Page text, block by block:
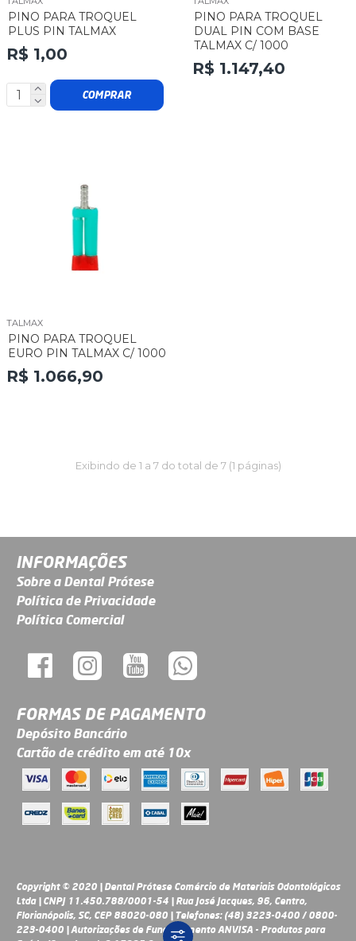
PINO PARA TROQUEL
PLUS PIN TALMAX
R$ 1,00
COMPRAR
PINO PARA TROQUEL
DUAL PIN COM BASE
TALMAX C/ 1000
R$ 1.147,40
TALMAX
PINO PARA TROQUEL
EURO PIN TALMAX C/ 1000
R$ 1.066,90
Exibindo de 1 a 7 do total de 7 (1 páginas)
INFORMAÇÕES
Sobre a Dental Prótese
Política de Privacidade
Política Comercial
FORMAS DE PAGAMENTO
Depósito Bancário
Cartão de crédito em até 10x
Copyright © 2020 | Dental Prótese Comércio de Materiais Odontológicos
Ltda | CNPJ 11.450.788/0001-54 | Rua José Jacques, 96, Centro,
Florianópolis, SC, CEP 88020-080 | Telefones: (48) 3223-0400 / 0800-
223-0400 | Autorizações de Funcionamento ANVISA - Produtos para